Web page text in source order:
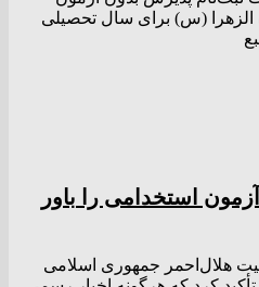
الزهرا (س) برای سال تحصیلی
استخدامی را باور
هلال‌احمر جمهوری اسلامی